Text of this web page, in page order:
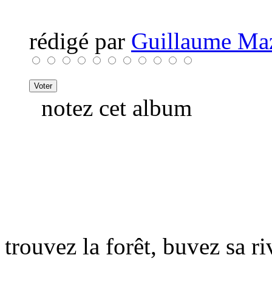
rédigé par Guillaume
notez cet album
trouvez la forêt, buvez sa